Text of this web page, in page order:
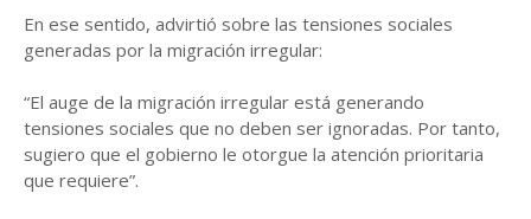
En ese sentido, advirtió sobre las tensiones sociales
generadas por la migración irregular:
“El auge de la migración irregular está generando
tensiones sociales que no deben ser ignoradas. Por tanto,
sugiero que el gobierno le otorgue la atención prioritaria
que requiere”.